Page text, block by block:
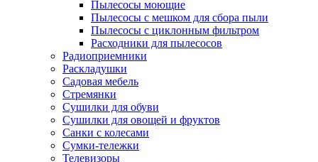
Пылесосы моющие
Пылесосы с мешком для сбора пыли
Пылесосы с циклонным фильтром
Расходники для пылесосов
Радиоприемники
Раскладушки
Садовая мебель
Стремянки
Сушилки для обуви
Сушилки для овощей и фруктов
Санки с колесами
Сумки-тележки
Телевизоры